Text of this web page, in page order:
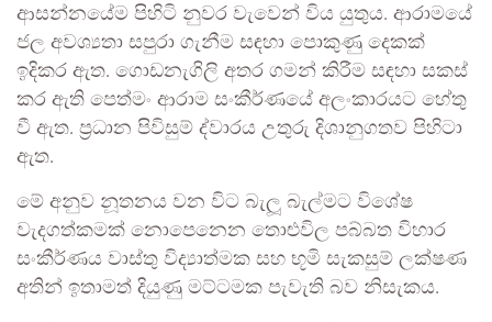
ආසන්නයේම පිහිටි නුවර වැවෙන් විය යුතුය. ආරාමයේ
ජල අවශ්‍යතා සපුරා ගැනීම සඳහා ‍පොකුණු දෙකක්
ඉදිකර ඇත. ගොඩනැගිලි අතර ගමන් කිරීම සඳහා සකස්
කර ඇති පෙත්මං ආරාම සංකීර්ණයේ අලංකාරයට හේතු
වී ඇත. ප්‍රධාන පිවිසුම් ද්වාරය උතුරු දිශානුගතව පිහිටා
ඇත.
මේ අනුව නූතනය වන විට බැලූ බැල්මට විශේෂ
වැදගත්කමක් නොපෙනෙන තොළුවිල පබ්බත විහාර
සංකීර්ණය වාස්තු විද්‍යාත්මක සහ භූමි සැකසුම් ලක්ෂණ
අතින් ඉතාමත් දියුණු මට්ටමක පැවැති බව නිසැකය.